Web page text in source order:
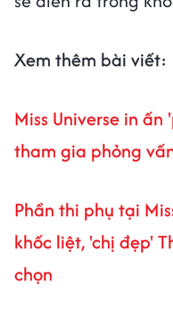
Xem thêm bài viết:
Miss Universe in
tham gia phỏng
Phần thi phụ tại
khốc liệt, 'chị đẹp'
chọn